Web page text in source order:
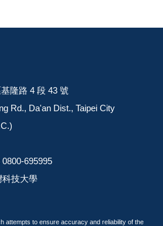
隆路 4 段 43 號
Rd., Da'an Dist., Taipei City
695995
科技大學
attempts to ensure accuracy and reliability of the